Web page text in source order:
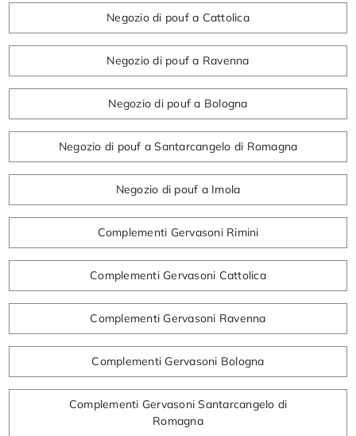
Negozio di pouf a Cattolica
Negozio di pouf a Ravenna
Negozio di pouf a Bologna
Negozio di pouf a Santarcangelo di Romagna
Negozio di pouf a Imola
Complementi Gervasoni Rimini
Complementi Gervasoni Cattolica
Complementi Gervasoni Ravenna
Complementi Gervasoni Bologna
Complementi Gervasoni Santarcangelo di
Romagna